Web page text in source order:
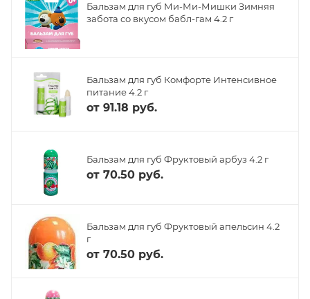
Бальзам для губ Ми-Ми-Мишки Зимняя
забота со вкусом бабл-гам 4.2 г
Бальзам для губ Комфорте Интенсивное
питание 4.2 г
от 91.18 руб.
Бальзам для губ Фруктовый арбуз 4.2 г
от 70.50 руб.
Бальзам для губ Фруктовый апельсин 4.2
г
от 70.50 руб.